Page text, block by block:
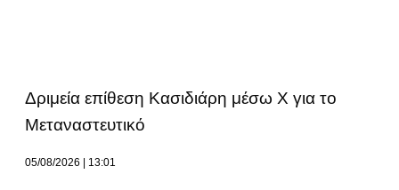
Δριμεία επίθεση Κασιδιάρη μέσω Χ για το
Μεταναστευτικό
05/08/2026 13:01